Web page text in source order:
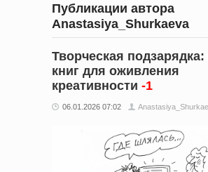
Публикации автора
Anastasiya_Shurkaeva
Творческая подзарядка:
книг для оживления
креативности -1
06.01.2026 07:02